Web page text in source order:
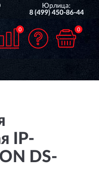
Юрлица:
8 (499) 450-86-44
0 0
IP-
DS-